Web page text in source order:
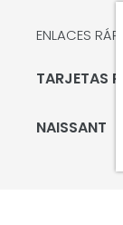
ENLACES
TARJETAS
NAISSANT